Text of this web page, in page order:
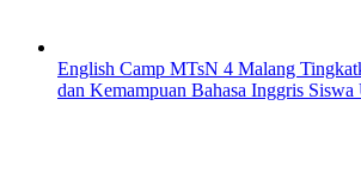
English Camp MTsN 4 Malang
dan Kemampuan Bahasa Inggris Siswa